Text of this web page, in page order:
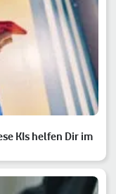
KIs helfen Dir im